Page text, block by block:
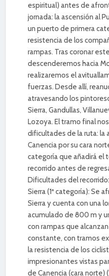
espiritual) antes de
jornada: la ascensión al
un puerto de primera
resistencia de los
rampas. Tras coronar
descenderemos hacia
realizaremos el
fuerzas. Desde allí,
atravesando los
Sierra, Gandullas,
Lozoya. El tramo final
dificultades de la ruta: la
Canencia por su cara
categoría que añadirá el
recorrido antes de
Dificultades del
Sierra (1ª categoría): Se
Sierra y cuenta con una
acumulado de 800 m y
con rampas que
constante, con tramos
la resistencia de los
impresionantes vistas
de Canencia (cara norte)